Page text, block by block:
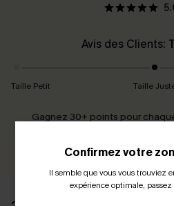
Avis des Clients:
Taille Petit Taille
Gagnez 30+ points pour
Confirmez votre
Il semble que vous vous trouviez
expérience optimale,